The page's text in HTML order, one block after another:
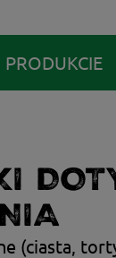
(ciasta,